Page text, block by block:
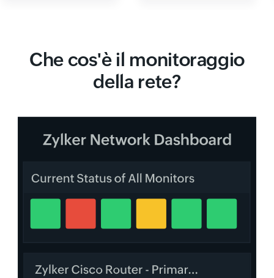
Che cos'è il monitoraggio
della rete?